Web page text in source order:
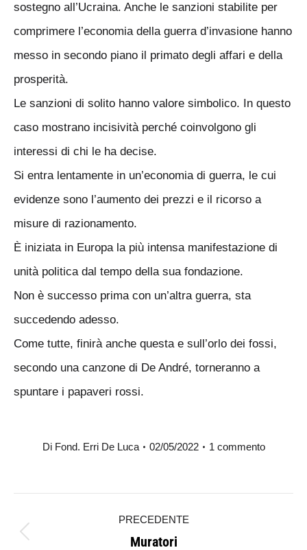
sostegno all’Ucraina. Anche le sanzioni stabilite per
comprimere l’economia della guerra d’invasione hanno
messo in secondo piano il primato degli affari e della
prosperità.
Le sanzioni di solito hanno valore simbolico. In questo
caso mostrano incisività perché coinvolgono gli
interessi di chi le ha decise.
Si entra lentamente in un’economia di guerra, le cui
evidenze sono l’aumento dei prezzi e il ricorso a
misure di razionamento.
È iniziata in Europa la più intensa manifestazione di
unità politica dal tempo della sua fondazione.
Non è successo prima con un’altra guerra, sta
succedendo adesso.
Come tutte, finirà anche questa e sull’orlo dei fossi,
secondo una canzone di De André, torneranno a
spuntare i papaveri rossi.
Di Fond. Erri De Luca 02/05/2022 1 commento
tra
PRECEDENTE
Post
Muratori